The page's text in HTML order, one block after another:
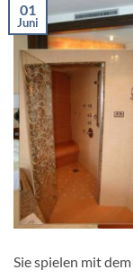
01
Juni
Sie spielen mit